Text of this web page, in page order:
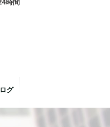
時間
グ